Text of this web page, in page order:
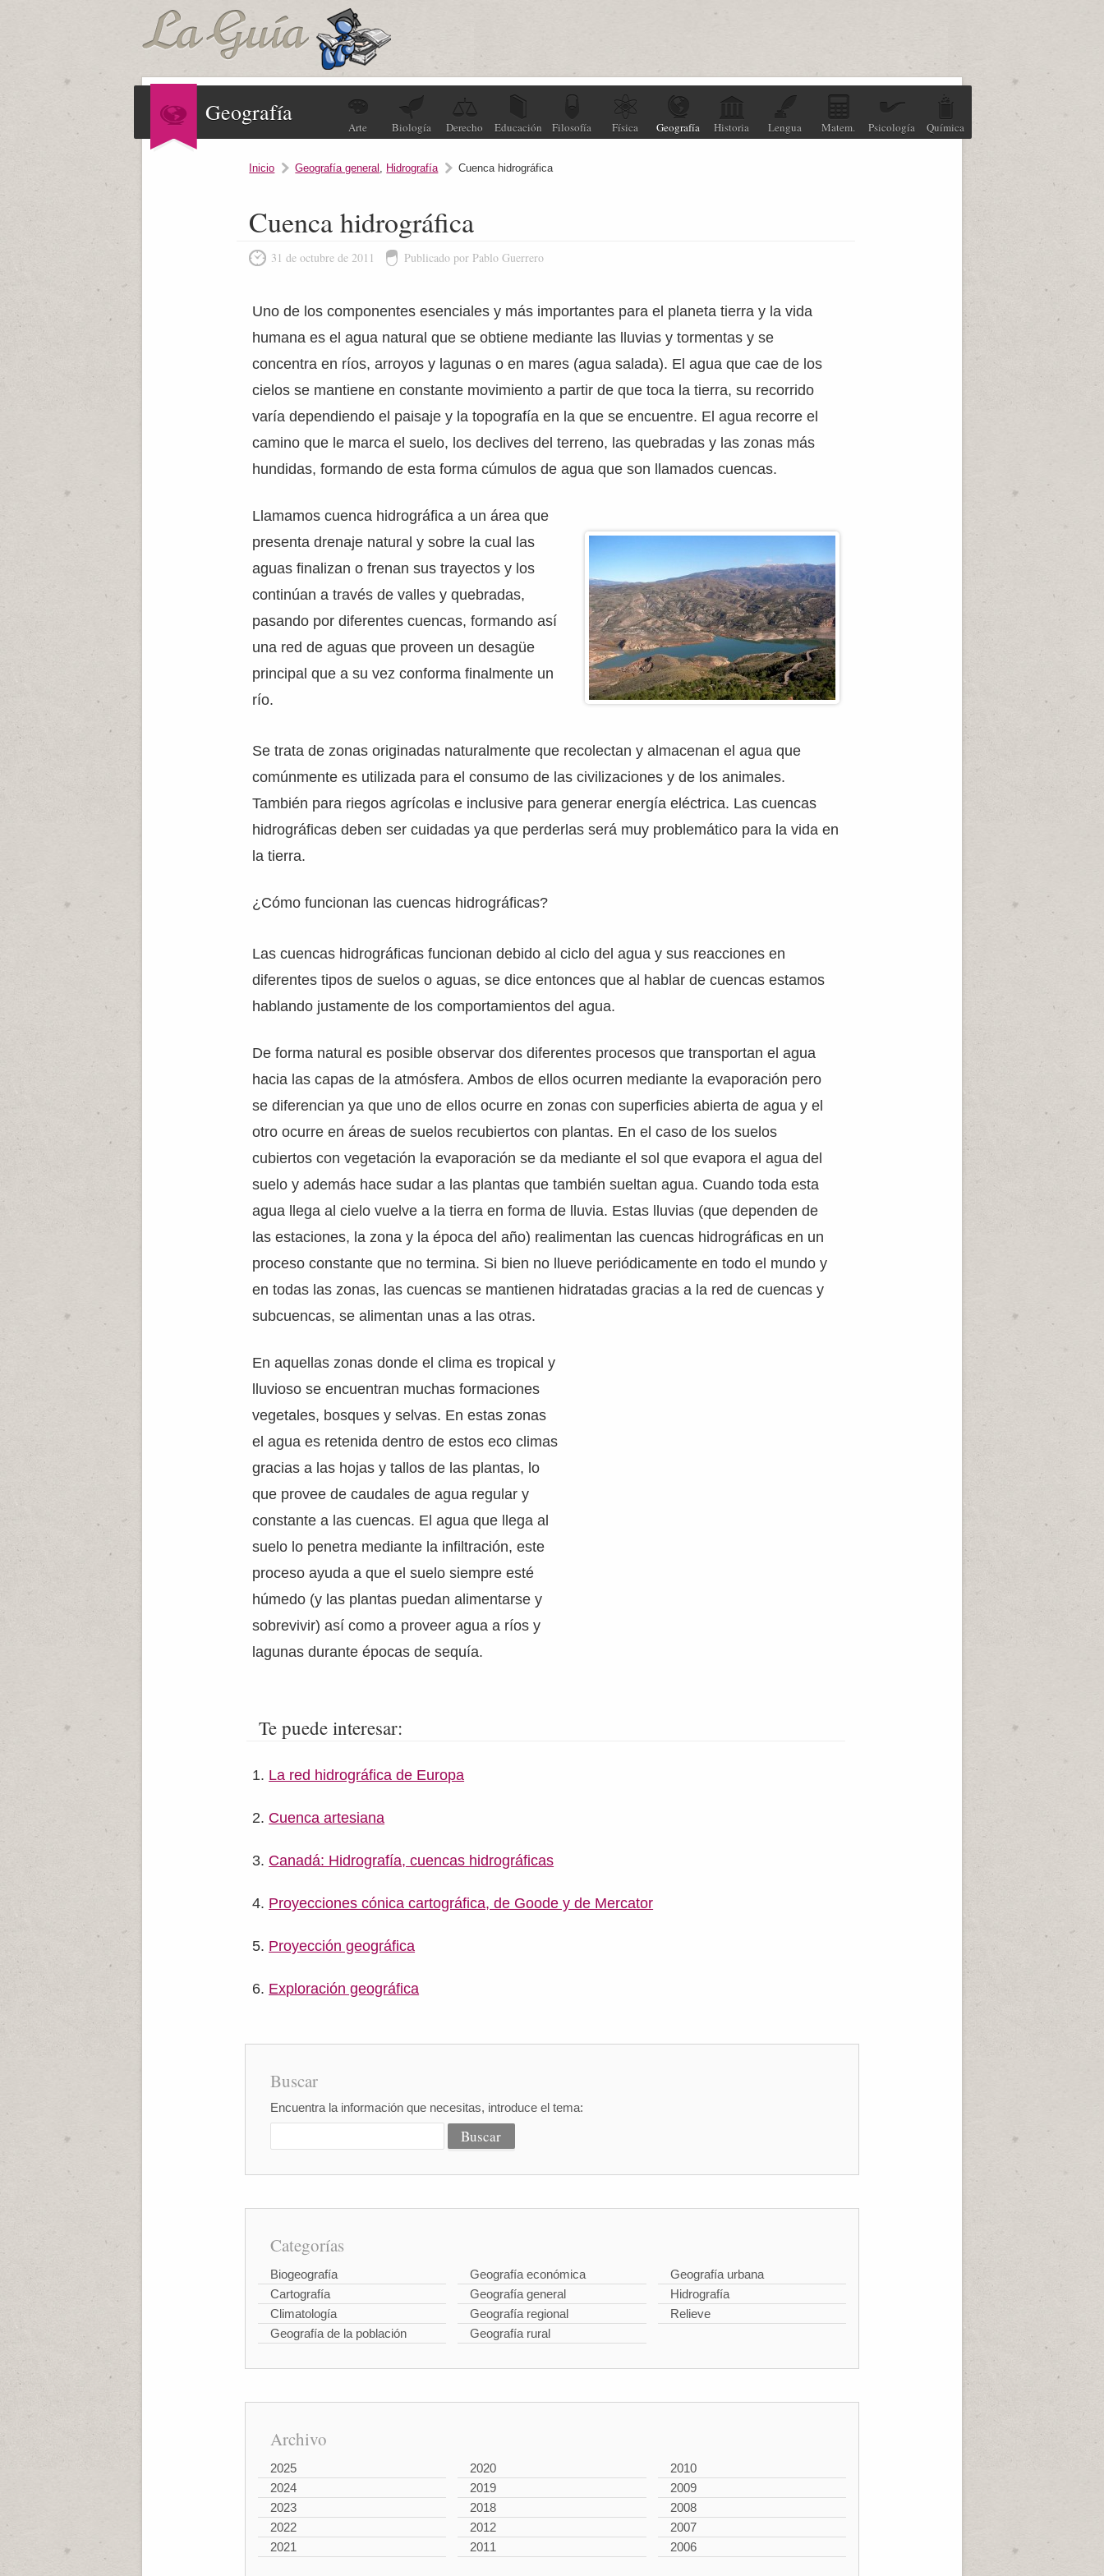
Geografía
Arte Biología Derecho Educación Filosofía Física Geografía Historia Lengua Matem. Psicología Química
Inicio Geografía general , Hidrografía Cuenca hidrográfica
Cuenca hidrográfica
31 de octubre de 2011 Publicado por Pablo Guerrero
Uno de los componentes esenciales y más importantes para el planeta tierra y la vida
humana es el agua natural que se obtiene mediante las lluvias y tormentas y se
concentra en ríos, arroyos y lagunas o en mares (agua salada). El agua que cae de los
cielos se mantiene en constante movimiento a partir de que toca la tierra, su recorrido
varía dependiendo el paisaje y la topografía en la que se encuentre. El agua recorre el
camino que le marca el suelo, los declives del terreno, las quebradas y las zonas más
hundidas, formando de esta forma cúmulos de agua que son llamados cuencas.
Llamamos cuenca hidrográfica a un área que
presenta drenaje natural y sobre la cual las
aguas finalizan o frenan sus trayectos y los
continúan a través de valles y quebradas,
pasando por diferentes cuencas, formando así
una red de aguas que proveen un desagüe
principal que a su vez conforma finalmente un
río.
Se trata de zonas originadas naturalmente que recolectan y almacenan el agua que
comúnmente es utilizada para el consumo de las civilizaciones y de los animales.
También para riegos agrícolas e inclusive para generar energía eléctrica. Las cuencas
hidrográficas deben ser cuidadas ya que perderlas será muy problemático para la vida en
la tierra.
¿Cómo funcionan las cuencas hidrográficas?
Las cuencas hidrográficas funcionan debido al ciclo del agua y sus reacciones en
diferentes tipos de suelos o aguas, se dice entonces que al hablar de cuencas estamos
hablando justamente de los comportamientos del agua.
De forma natural es posible observar dos diferentes procesos que transportan el agua
hacia las capas de la atmósfera. Ambos de ellos ocurren mediante la evaporación pero
se diferencian ya que uno de ellos ocurre en zonas con superficies abierta de agua y el
otro ocurre en áreas de suelos recubiertos con plantas. En el caso de los suelos
cubiertos con vegetación la evaporación se da mediante el sol que evapora el agua del
suelo y además hace sudar a las plantas que también sueltan agua. Cuando toda esta
agua llega al cielo vuelve a la tierra en forma de lluvia. Estas lluvias (que dependen de
las estaciones, la zona y la época del año) realimentan las cuencas hidrográficas en un
proceso constante que no termina. Si bien no llueve periódicamente en todo el mundo y
en todas las zonas, las cuencas se mantienen hidratadas gracias a la red de cuencas y
subcuencas, se alimentan unas a las otras.
En aquellas zonas donde el clima es tropical y
lluvioso se encuentran muchas formaciones
vegetales, bosques y selvas. En estas zonas
el agua es retenida dentro de estos eco climas
gracias a las hojas y tallos de las plantas, lo
que provee de caudales de agua regular y
constante a las cuencas. El agua que llega al
suelo lo penetra mediante la infiltración, este
proceso ayuda a que el suelo siempre esté
húmedo (y las plantas puedan alimentarse y
sobrevivir) así como a proveer agua a ríos y
lagunas durante épocas de sequía.
Te puede interesar:
La red hidrográfica de Europa
Cuenca artesiana
Canadá: Hidrografía, cuencas hidrográficas
Proyecciones cónica cartográfica, de Goode y de Mercator
Proyección geográfica
Exploración geográfica
Buscar
Encuentra la información que necesitas, introduce el tema:
Categorías
Biogeografía
Cartografía
Climatología
Geografía de la población
Geografía económica
Geografía general
Geografía regional
Geografía rural
Geografía urbana
Hidrografía
Relieve
Archivo
2025
2024
2023
2022
2021
2020
2019
2018
2012
2011
2010
2009
2008
2007
2006